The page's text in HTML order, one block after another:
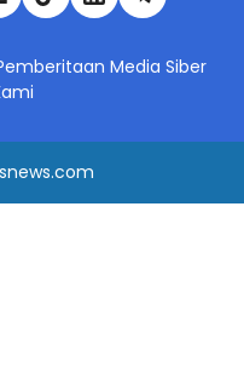
Media Siber